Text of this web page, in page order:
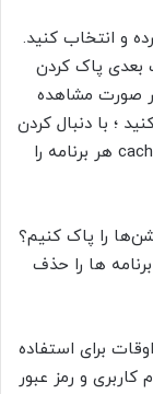
و انتخاب کنید.
بعدی پاک کردن
صورت مشاهده
؛ با دنبال کردن
هر برنامه را
ها را حذف
برای استفاده
کاربری و رمز عبور